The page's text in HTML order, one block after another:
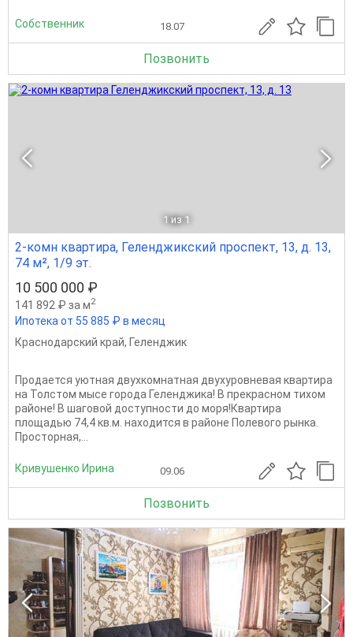
Собственник 18.07
Позвонить
1 из 1
2-комн квартира, Геленджикский проспект, 13, д. 13,
74 м², 1/9 эт.
10 500 000 ₽
141 892 ₽ за м2
Ипотека от 55 885 ₽ в месяц
Краснодарский край, Геленджик
Продается уютная двухкомнатная двухуровневая квартира
на Толстом мысе города Геленджика! В прекрасном тихом
районе! В шаговой доступности до моря!Квартира
площадью 74,4 кв.м. находится в районе Полевого рынка.
Просторная,...
Кривушенко Ирина 09.06
Позвонить